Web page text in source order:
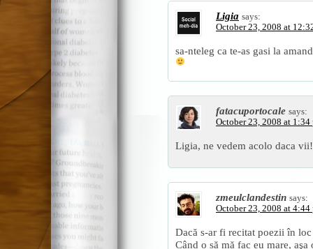
Ligia says:
October 23, 2008 at
sa-nteleg ca te-as gasi la
fatacuportocale says:
October 23, 2008 at 1:34
Ligia, ne vedem acolo daca
zmeulclandestin says:
October 23, 2008 at 4:44
Dacă s-ar fi recitat poezii în
Când o să mă fac eu mare,